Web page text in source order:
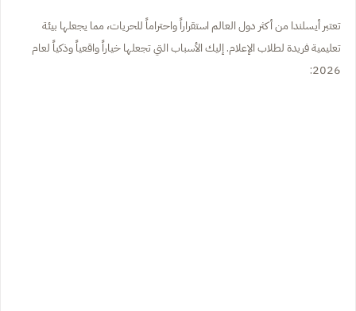
تعتبر أيسلندا من أكثر دول العالم استقراراً واحتراماً للحريات، مما يجعلها بيئة
تعليمية فريدة لطلاب الإعلام. إليك الأسباب التي تجعلها خياراً واقعياً وذكياً لعام
2026: